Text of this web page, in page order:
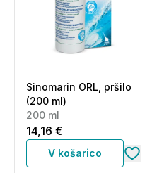
Sinomarin ORL, pršilo
(200 ml)
200 ml
14,16 €
V košarico